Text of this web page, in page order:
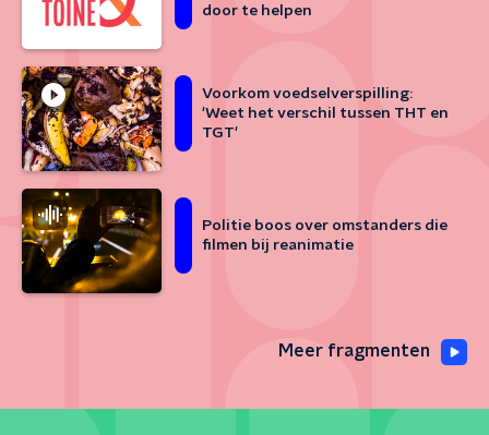
door te helpen
Voorkom voedselverspilling:
'Weet het verschil tussen THT en
TGT'
Politie boos over omstanders die
filmen bij reanimatie
Meer fragmenten